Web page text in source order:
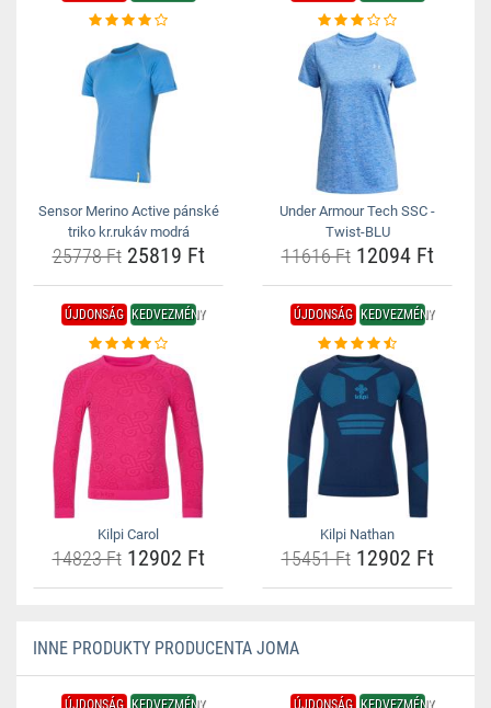
Sensor Merino Active pánské
triko kr.rukáv modrá
25778 Ft25819 Ft
Under Armour Tech SSC -
Twist-BLU
11616 Ft12094 Ft
ÚJDONSÁG KEDVEZMÉNY
Kilpi Carol
14823 Ft12902 Ft
ÚJDONSÁG KEDVEZMÉNY
Kilpi Nathan
15451 Ft12902 Ft
INNE PRODUKTY PRODUCENTA JOMA
ÚJDONSÁG KEDVEZMÉNY ÚJDONSÁG KEDVEZMÉNY